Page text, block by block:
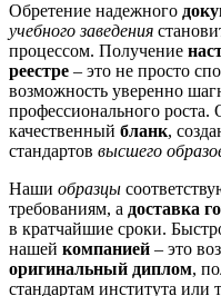
Обретение надежного
учебного заведения
процессом. Получение
реестре – это не просто
возможность уверенно
профессионального роста.
качественный бланк,
стандартов высшего
Наши образцы
требованиям, а доставка
в кратчайшие сроки.
нашей компанией – это
оригинальный диплом,
стандартам института или